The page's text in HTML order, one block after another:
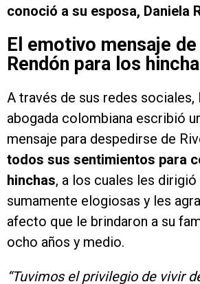
conoció a su esposa, Daniela
El emotivo mensaje
Rendón para los
A través de sus redes sociales,
abogada colombiana escribió
mensaje para despedirse de
todos sus sentimientos para
hinchas, a los cuales les dirigió
sumamente elogiosas y les
afecto que le brindaron a su
ocho años y medio.
“Tuvimos el privilegio de vivir